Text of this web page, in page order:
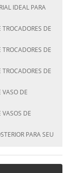
IDEAL PARA
DE
DE
DE
VASO DE
DE
PARA SEU
PARA SEU